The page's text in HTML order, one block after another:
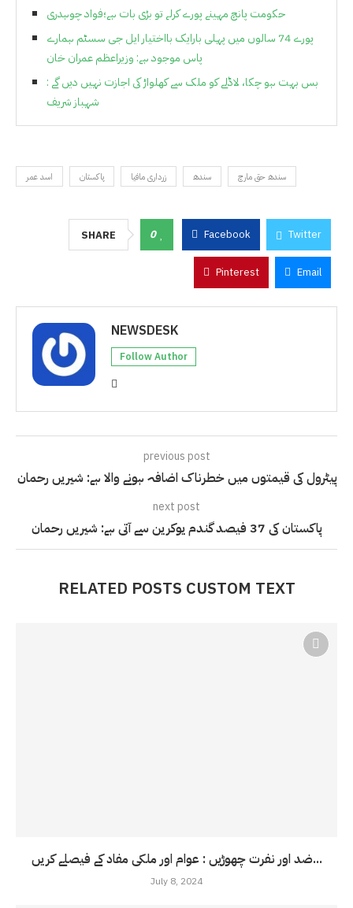
حکومت پانچ مہینے پورے کرلے تو بڑی بات ہے؛فواد چوہدری
پورے 74 سالوں میں پہلی بارایک بااختیار ایل جی سسٹم ہمارے
پاس موجود ہے: وزیراعظم عمران خان
بس بہت ہو چکا، لاڈلے کو ملک سے کھلواڑ کی اجازت نہیں دیں گے :
شہباز شریف
اسد عمر پاکستان زرداری مافیا سندھ سندھ حق مارچ
SHARE 0 Facebook Twitter
Pinterest Email
NEWSDESK
Follow Author
previous post
پیٹرول کی قیمتوں میں خطرناک اضافہ ہونے والا ہے: شیریں رحمان
next post
پاکستان کی 37 فیصد گندم یوکرین سے آتی ہے: شیریں رحمان
RELATED POSTS CUSTOM TEXT
ضد اور نفرت چھوڑیں : عوام اور ملکی مفاد کے فیصلے کریں...
July 8, 2024